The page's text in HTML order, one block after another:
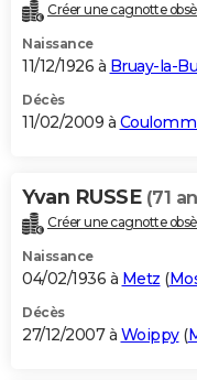
Créer une cagnotte
Naissance
11/12/1926 à Bruay-la-
Décès
11/02/2009 à
Yvan RUSSE (71
Créer une cagnotte
Naissance
04/02/1936 à Metz (
Décès
27/12/2007 à Woippy(